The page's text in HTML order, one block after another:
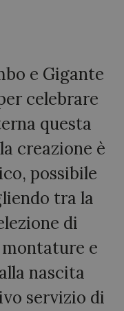
e Gigante
celebrare
questa
creazione è
possibile
tra la
di
e
nascita
servizio di